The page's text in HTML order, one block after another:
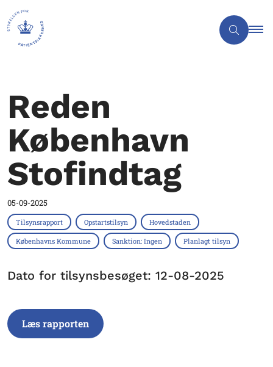
Reden
København
Stofindtag
05-09-2025
Tilsynsrapport Opstartstilsyn Hovedstaden
Københavns Kommune Sanktion: Ingen Planlagt tilsyn
Dato for tilsynsbesøget: 12-08-2025
Læs rapporten